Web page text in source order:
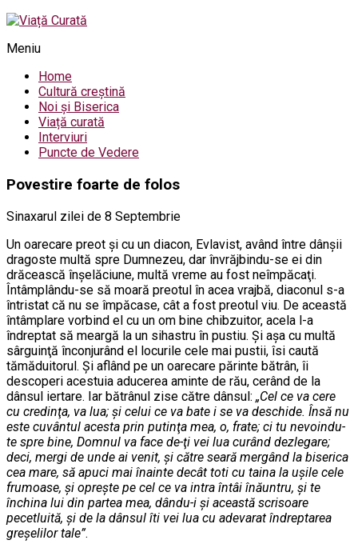
Meniu
Home
Cultură creștină
Noi și Biserica
Viață curată
Interviuri
Puncte de Vedere
Povestire foarte de folos
Sinaxarul zilei de 8 Septembrie
Un oarecare preot şi cu un diacon, Evlavist, având între dânşii
dragoste multă spre Dumnezeu, dar învrăjbindu-se ei din
drăcească înşelăciune, multă vreme au fost neîmpăcaţi.
Întâmplându-se să moară preotul în acea vrajbă, diaconul s-a
întristat că nu se împăcase, cât a fost preotul viu. De această
întâmplare vorbind el cu un om bine chibzuitor, acela l-a
îndreptat să meargă la un sihastru în pustiu. Şi aşa cu multă
sârguinţă înconjurând el locurile cele mai pustii, îsi caută
tămăduitorul. Şi aflând pe un oarecare părinte bătrân, îi
descoperi acestuia aducerea aminte de rău, cerând de la
dânsul iertare. Iar bătrânul zise către dânsul: „Cel ce va cere
cu credinţa, va lua; şi celui ce va bate i se va deschide. Însă nu
este cuvântul acesta prin putinţa mea, o, frate; ci tu nevoindu-
te spre bine, Domnul va face de-ţi vei lua curând dezlegare;
deci, mergi de unde ai venit, şi către seară mergând la biserica
cea mare, să apuci mai înainte decât toti cu taina la uşile cele
frumoase, şi opreşte pe cel ce va intra întâi înăuntru, şi te
închina lui din partea mea, dându-i şi această scrisoare
pecetluită, şi de la dânsul îti vei lua cu adevarat îndreptarea
greşelilor tale”.